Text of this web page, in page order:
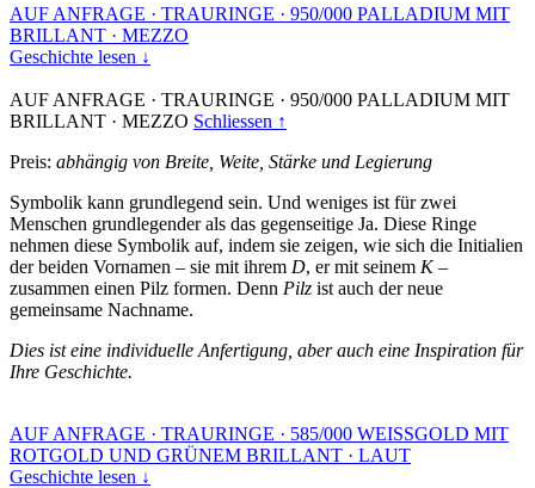
AUF ANFRAGE · TRAURINGE · 950/000 PALLADIUM MIT
BRILLANT · MEZZO
Geschichte lesen ↓
AUF ANFRAGE · TRAURINGE · 950/000 PALLADIUM MIT
BRILLANT · MEZZO Schliessen ↑
Preis: abhängig von Breite, Weite, Stärke und Legierung
Symbolik kann grundlegend sein. Und weniges ist für zwei
Menschen grundlegender als das gegenseitige Ja. Diese Ringe
nehmen diese Symbolik auf, indem sie zeigen, wie sich die Initialien
der beiden Vornamen – sie mit ihrem D, er mit seinem K–
zusammen einen Pilz formen. Denn Pilz ist auch der neue
gemeinsame Nachname.
Dies ist eine individuelle Anfertigung, aber auch eine Inspiration für
Ihre Geschichte.
AUF ANFRAGE · TRAURINGE · 585/000 WEISSGOLD MIT
ROTGOLD UND GRÜNEM BRILLANT · LAUT
Geschichte lesen ↓